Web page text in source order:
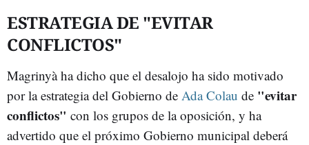
ESTRATEGIA DE "EVITAR
CONFLICTOS"
Magrinyà ha dicho que el desalojo ha sido motivado
por la estrategia del Gobierno de Ada Colau de "evitar
conflictos" con los grupos de la oposición, y ha
advertido que el próximo Gobierno municipal deberá